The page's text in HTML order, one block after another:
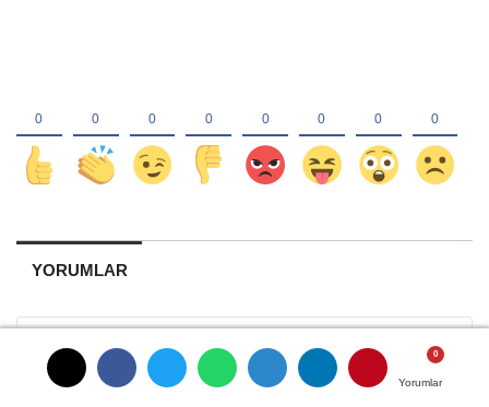
Yorumlar
Yorumlar
Yorumlar
Yorumlar
YORUMLAR